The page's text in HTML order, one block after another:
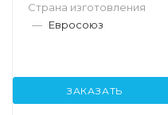
Страна изготовления
— Евросоюз
ЗАКАЗАТЬ